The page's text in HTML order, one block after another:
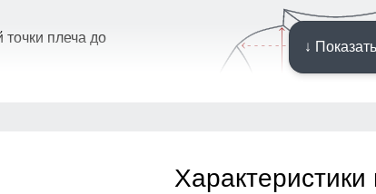
точки плеча до
↓ Показать